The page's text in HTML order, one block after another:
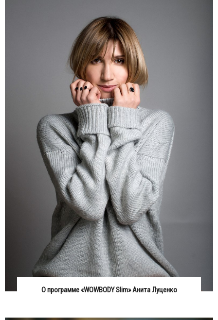
О программе «WOWBODY Slim» Анита Луценко